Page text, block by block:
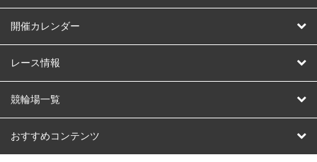
はじめての方へ
開催カレンダー
競輪
オートレース
競輪くじ
レース情報
レース予想
レース結果
競輪場一覧
北日本 函館競輪場
おすすめコンテンツ